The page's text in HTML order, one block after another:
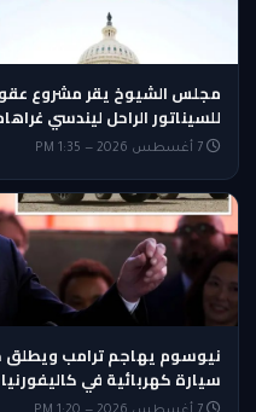
مجلس الشيوخ يقر مشروع
للسيناتور الراحل ليندسي
سيارة كهربائية في كاليفورنيا